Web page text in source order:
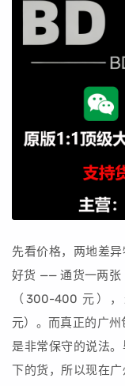
先看价格，两地差
好货 —— 通货一两张
（300-400 元）
元）。而真正的广
是非常保守的说法
下的货，所以现在